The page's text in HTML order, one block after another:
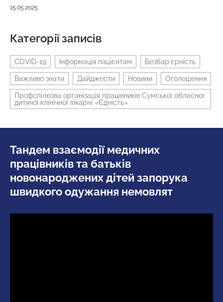
15.05.2025
Категорії записів
COVID-19 Інформація пацієнтам Безбар’єрність
Важливо знати Дайджести Новини Оголошення
Профспілкова організація працівників Сумської обласної
дитячої клінічної лікарні «Єдність»
Тандем взаємодії медичних
працівників та батьків
новонароджених дітей запорука
швидкого одужання немовлят